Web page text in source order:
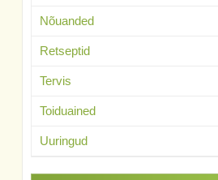
Nõuanded
Retseptid
Tervis
Toiduained
Uuringud